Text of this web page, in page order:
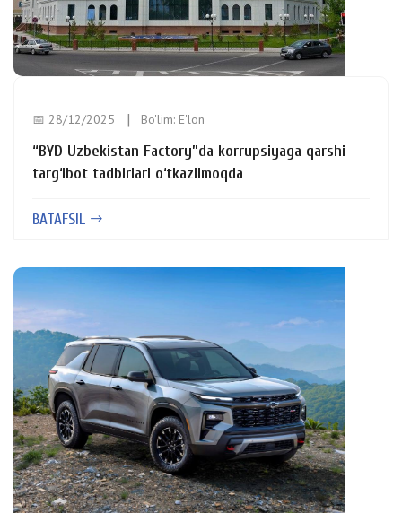
📅 28/12/2025 Bo'lim: E'lon
“BYD Uzbekistan Factory”da korrupsiyaga qarshi
targ‘ibot tadbirlari o‘tkazilmoqda
BATAFSIL